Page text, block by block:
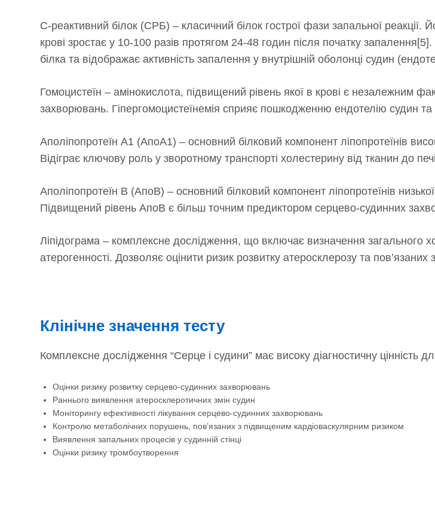
C-реактивний білок (СРБ) – класичний білок гострої фази запальної реакції.
крові зростає у 10-100 разів протягом 24-48 годин після початку
білка та відображає активність запалення у внутрішній оболонці судин
Гомоцистеїн – амінокислота, підвищений рівень якої в крові є незалежним
захворювань. Гіпергомоцистеїнемія сприяє пошкодженню ендотелію судин та
Аполіпопротеїн А1 (АпоА1) – основний білковий компонент ліпопротеїнів
Відіграє ключову роль у зворотному транспорті холестерину від тканин до
Аполіпопротеїн В (АпоВ) – основний білковий компонент ліпопротеїнів
Підвищений рівень АпоВ є більш точним предиктором серцево-судинних
Ліпідограма – комплексне дослідження, що включає визначення загального
атерогенності. Дозволяє оцінити ризик розвитку атеросклерозу та
Клінічне значення тесту
Комплексне дослідження “Серце і судини” має високу діагностичну цінність
Оцінки ризику розвитку серцево-судинних захворювань
Раннього виявлення атеросклеротичних змін судин
Моніторингу ефективності лікування серцево-судинних захворювань
Контролю метаболічних порушень, пов’язаних з підвищеним кардіоваскулярним ризиком
Виявлення запальних процесів у судинній стінці
Оцінки ризику тромбоутворення